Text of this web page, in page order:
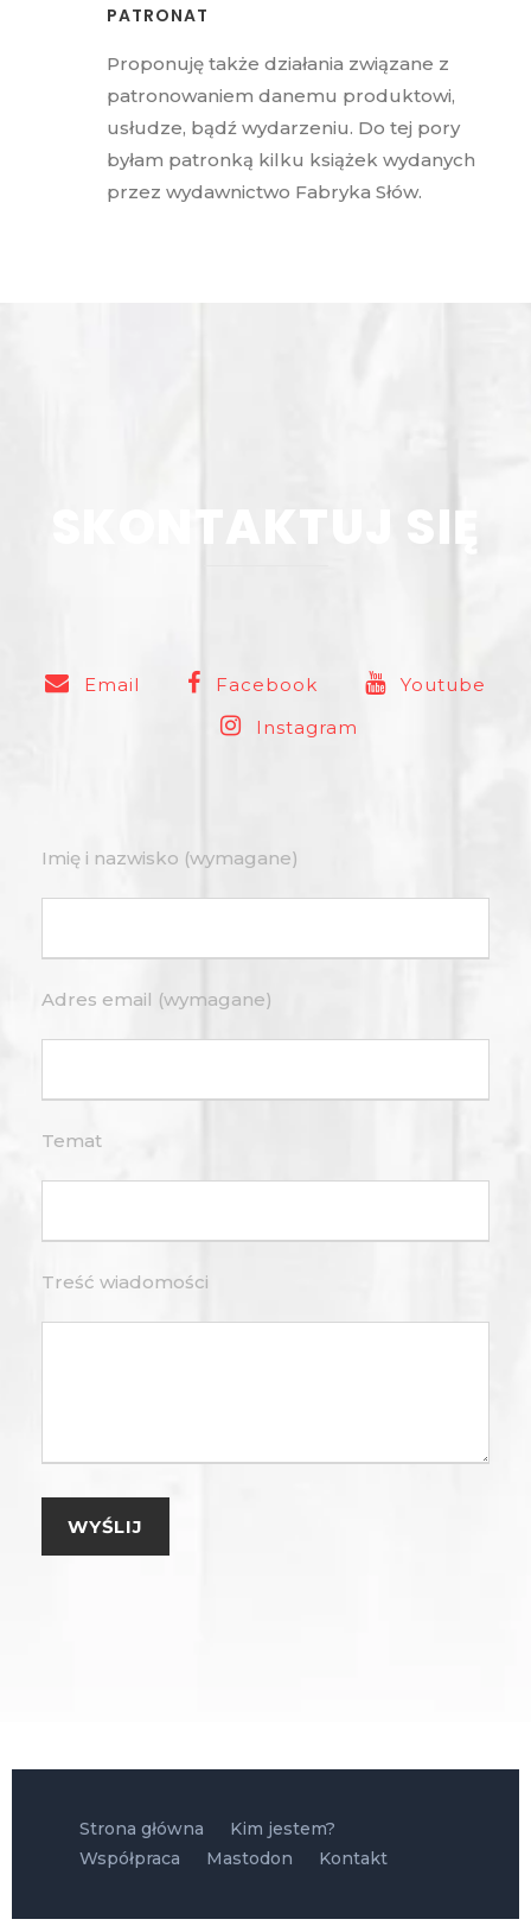
PATRONAT
Proponuję także działania związane z
patronowaniem danemu produktowi,
usłudze, bądź wydarzeniu. Do tej pory
byłam patronką kilku książek wydanych
przez wydawnictwo Fabryka Słów.
SKONTAKTUJ SIĘ
Email Facebook
Youtube
Instagram
Imię i nazwisko (wymagane)
Adres email (wymagane)
Temat
Treść wiadomości
Strona główna
Kim jestem?
Współpraca
Mastodon Kontakt